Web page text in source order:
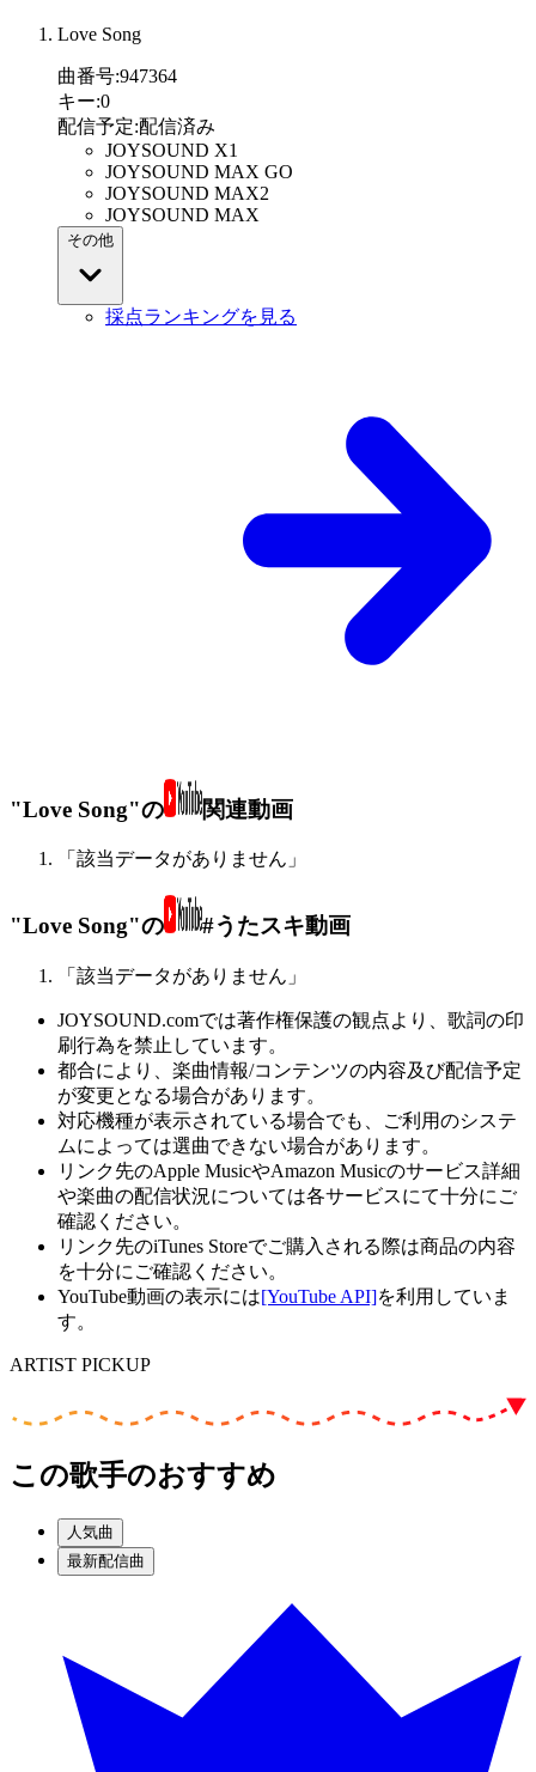
Love Song
曲番号:947364
キー:0
配信予定:配信済み
JOYSOUND X1
JOYSOUND MAX GO
JOYSOUND MAX2
JOYSOUND MAX
その他
採点ランキングを見る
"Love Song"の 関連動画
「該当データがありません」
"Love Song"の #うたスキ動画
「該当データがありません」
JOYSOUND.comでは著作権保護の観点より、歌詞の印
刷行為を禁止しています。
都合により、楽曲情報/コンテンツの内容及び配信予定
が変更となる場合があります。
対応機種が表示されている場合でも、ご利用のシステ
ムによっては選曲できない場合があります。
リンク先のApple MusicやAmazon Musicのサービス詳細
や楽曲の配信状況については各サービスにて十分にご
確認ください。
リンク先のiTunes Storeでご購入される際は商品の内容
を十分にご確認ください。
YouTube動画の表示には[YouTube API]を利用していま
す。
ARTIST PICKUP
この歌手のおすすめ
人気曲
最新配信曲